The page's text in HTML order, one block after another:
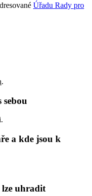
Úřadu Rady pro
.
a kde jsou k
uhradit